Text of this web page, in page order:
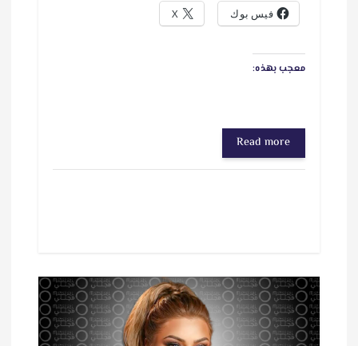
فيس بوك X
معجب بهذه:
Read more